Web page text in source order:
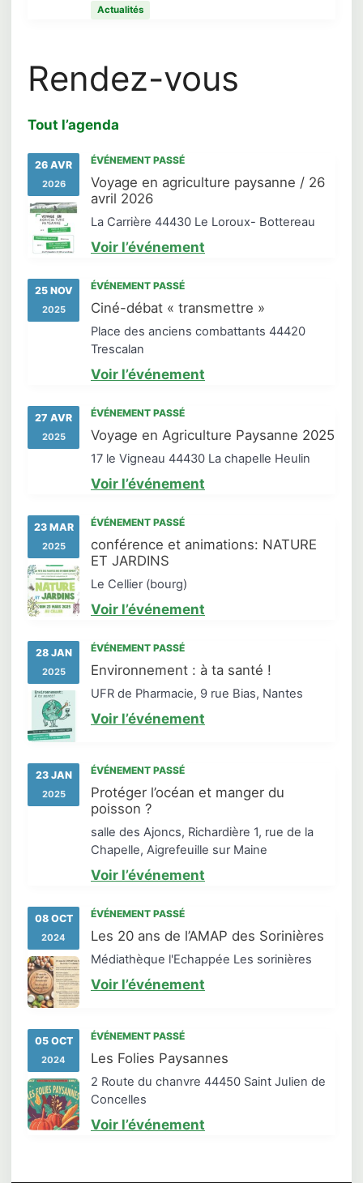
Actualités
Rendez-vous
Tout l’agenda
26 AVR
2026
ÉVÉNEMENT PASSÉ
Voyage en agriculture paysanne / 26
avril 2026
La Carrière 44430 Le Loroux- Bottereau
Voir l’événement
25 NOV
2025
ÉVÉNEMENT PASSÉ
Ciné-débat « transmettre »
Place des anciens combattants 44420
Trescalan
Voir l’événement
27 AVR
2025
ÉVÉNEMENT PASSÉ
Voyage en Agriculture Paysanne 2025
17 le Vigneau 44430 La chapelle Heulin
Voir l’événement
23 MAR
2025
ÉVÉNEMENT PASSÉ
conférence et animations: NATURE
ET JARDINS
Le Cellier (bourg)
Voir l’événement
28 JAN
2025
ÉVÉNEMENT PASSÉ
Environnement : à ta santé !
UFR de Pharmacie, 9 rue Bias, Nantes
Voir l’événement
23 JAN
2025
ÉVÉNEMENT PASSÉ
Protéger l’océan et manger du
poisson ?
salle des Ajoncs, Richardière 1, rue de la
Chapelle, Aigrefeuille sur Maine
Voir l’événement
08 OCT
2024
ÉVÉNEMENT PASSÉ
Les 20 ans de l’AMAP des Sorinières
Médiathèque l'Echappée Les sorinières
Voir l’événement
05 OCT
2024
ÉVÉNEMENT PASSÉ
Les Folies Paysannes
2 Route du chanvre 44450 Saint Julien de
Concelles
Voir l’événement